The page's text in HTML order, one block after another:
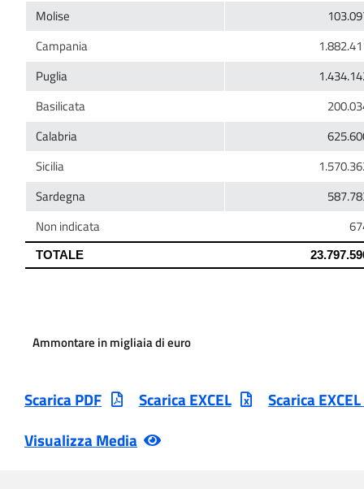
Ammontare in migliaia di euro